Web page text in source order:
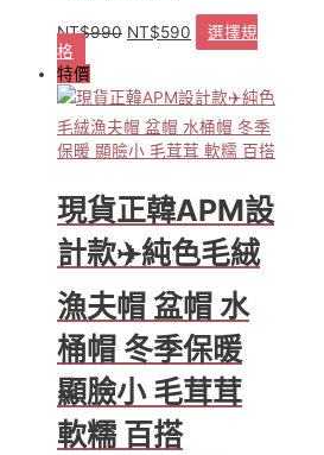
NT$990 原
格：
NT$990。
NT$590目
格：
NT$590。
選擇規
格
產
品
有
多
款
式。
可
在
產
品
頁
面
選
擇
選
特價
現貨正韓APM設
計款✈️純色毛絨
漁夫帽 盆帽 水
桶帽 冬季保暖
顯臉小 毛茸茸
軟糯 百搭